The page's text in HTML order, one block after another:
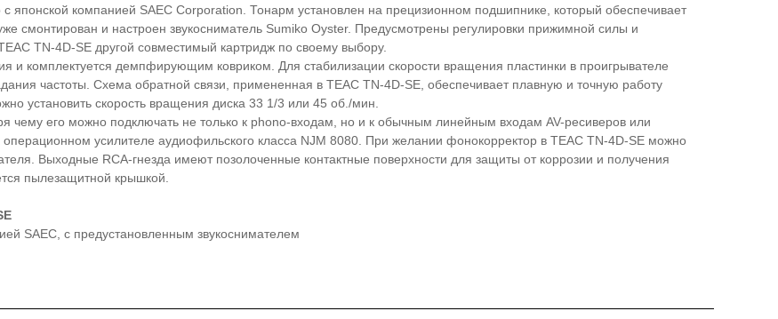
компанией SAEC Corporation. Тонарм установлен на прецизионном подшипнике, который обеспечивает
и настроен звукосниматель Sumiko Oyster. Предусмотрены регулировки прижимной силы и
TN-4D-SE другой совместимый картридж по своему выбору.
и комплектуется демпфирующим ковриком. Для стабилизации скорости вращения пластинки в проигрывателе
частоты. Схема обратной связи, примененная в TEAC TN-4D-SE, обеспечивает плавную и точную работу
установить скорость вращения диска 33 1/3 или 45 об./мин.
чему его можно подключать не только к phono-входам, но и к обычным линейным входам AV-ресиверов или
усилителе аудиофильского класса NJM 8080. При желании фонокорректор в TEAC TN-4D-SE можно
Выходные RCA-гнезда имеют позолоченные контактные поверхности для защиты от коррозии и получения
пылезащитной крышкой.
SAEC, с предустановленным звукоснимателем